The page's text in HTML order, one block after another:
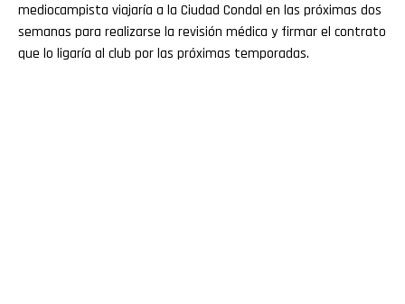
mediocampista viajaría a la Ciudad Condal en las próximas dos
semanas para realizarse la revisión médica y firmar el contrato
que lo ligaría al club por las próximas temporadas.